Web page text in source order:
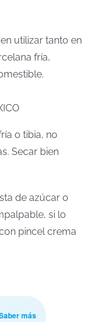
utilizar tanto en
fría,
o tibia, no
Secar bien
de azúcar o
si lo
pincel crema
más